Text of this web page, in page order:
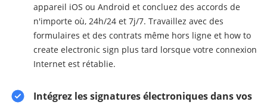
appareil iOS ou Android et concluez des accords de
n'importe où, 24h/24 et 7j/7. Travaillez avec des
formulaires et des contrats même hors ligne et how to
create electronic sign plus tard lorsque votre connexion
Internet est rétablie.
Intégrez les signatures électroniques dans vos